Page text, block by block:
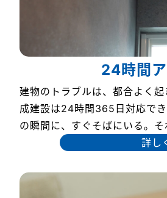
24時間
建物のトラブルは、都合よく
成建設は24時間365日対応で
の瞬間に、すぐそばにいる。そ
詳し